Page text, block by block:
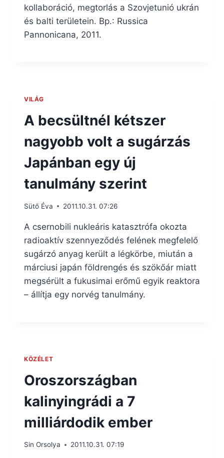
kollaboráció, megtorlás a Szovjetunió ukrán
és balti területein. Bp.: Russica
Pannonicana, 2011.
VILÁG
A becsültnél kétszer
nagyobb volt a sugárzás
Japánban egy új
tanulmány szerint
Sütő Éva 2011.10.31. 07:26
A csernobili nukleáris katasztrófa okozta
radioaktív szennyeződés felének megfelelő
sugárzó anyag került a légkörbe, miután a
márciusi japán földrengés és szökőár miatt
megsérült a fukusimai erőmű egyik reaktora
– állítja egy norvég tanulmány.
KÖZÉLET
Oroszországban
kalinyingrádi a 7
milliárdodik ember
Sin Orsolya 2011.10.31. 07:19